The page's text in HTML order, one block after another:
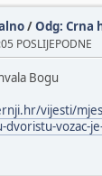
/Odg: Crna
POSLIJEPODNE
Bogu
vijesti/
dvoristu-vozac-